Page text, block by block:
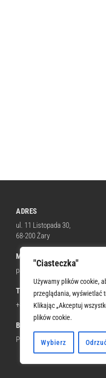
"Ciasteczka"
Używamy plików cookie,
przeglądania, wyświetlać
Klikając „Akceptuj
plików cookie.
Wybierz
ADRES
ul. 11 Listopada 30,
68-200 Żary
MAIL
parafia@wnmpzary.pl
TELEFON KOM.
+48 512 674 664
BANK
PKO BP 66 1020 5402 0000